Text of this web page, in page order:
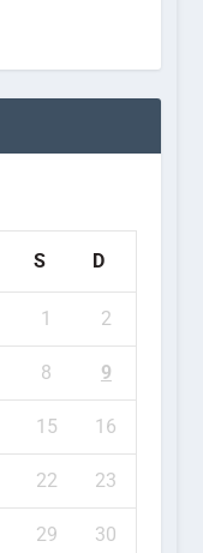
S D
1 2
8 9
15 16
22 23
29 30